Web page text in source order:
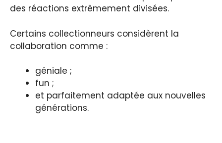
des réactions extrêmement divisées.
Certains collectionneurs considèrent la
collaboration comme :
géniale ;
fun ;
et parfaitement adaptée aux nouvelles
générations.